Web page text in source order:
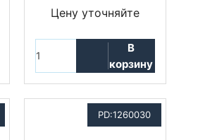
Цену уточняйте
В
корзину
PD:1260030